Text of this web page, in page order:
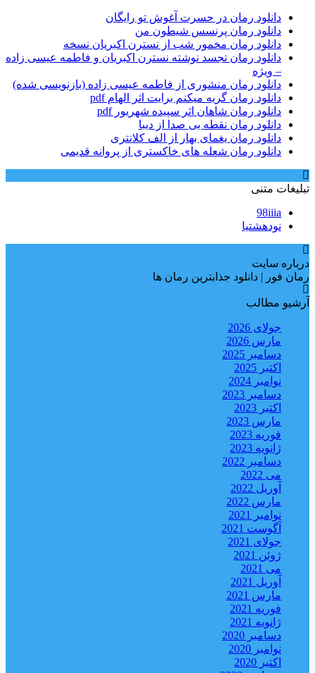
دانلود رمان در حسرت آغوش تو رایگان
دانلود رمان پرنسس شیطون من
دانلود رمان مخمور شب از نسترن اکبریان نسخه
دانلود رمان تجسد نوشته نسترن اکبریان و فاطمه عیسی زاده
– ویژه
دانلود رمان منشوری از فاطمه عیسی زاده (بازنویسی شده)
دانلود رمان گریه میکنم برایت اثر الهام pdf
دانلود رمان شاهان اثر سپیده شهریور pdf
دانلود رمان نقطه بی صدا از دیبا
دانلود رمان یغمای بهار از الف کلانتری
دانلود رمان شعله های خاکستری از پروانه قدیمی
تبلیغات متنی
98iiia
نودهشتیا
درباره سایت
رمان فور | دانلود جذابترین رمان ها
آرشیو مطالب
جولای 2026
مارس 2026
دسامبر 2025
اکتبر 2025
نوامبر 2024
دسامبر 2023
اکتبر 2023
مارس 2023
فوریه 2023
ژانویه 2023
دسامبر 2022
می 2022
آوریل 2022
مارس 2022
نوامبر 2021
آگوست 2021
جولای 2021
ژوئن 2021
می 2021
آوریل 2021
مارس 2021
فوریه 2021
ژانویه 2021
دسامبر 2020
نوامبر 2020
اکتبر 2020